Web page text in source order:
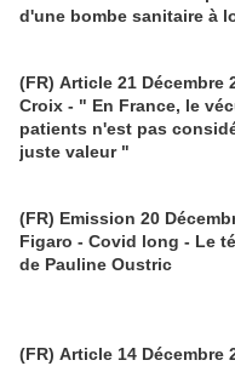
d'une bombe sanitaire à
(FR) Article 21 Décembre
Croix - " En France, le vécu des
patients n'est pas
juste valeur "
(FR) Emission 20
Figaro - Covid long - Le témoignage
de Pauline Oustric
(FR) Article 14 Décembre